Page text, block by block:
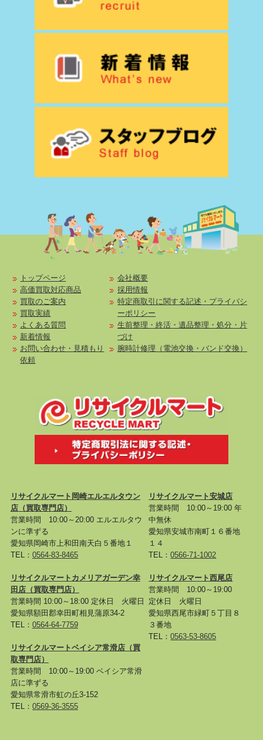
トップページ
高価買取対応商品
買取のご案内
買取実績
よくある質問
新着情報
お問い合わせ・見積もり
依頼
会社概要
採用情報
特定商取引に関する記述・プライバシ
ーポリシー
生前整理・終活・遺品整理・処分・片
づけ
腕時計修理（電池交換・バンド交換）
リサイクルマート岡崎エルエルタウン
店（買取専門店）
営業時間 10:00～20:00 エルエルタウ
ンに準ずる
愛知県岡崎市上和田南天白５番地１
TEL： 0564-83-8465
リサイクルマートカメリアガーデン幸
田店（買取専門店）
営業時間 10:00～18:00 定休日 火曜日
愛知県額田郡幸田町相見蒲原34-2
TEL： 0564-64-7759
リサイクルマートベイシア常滑店（買
取専門店）
営業時間 10:00～19:00 ベイシア常滑
店に準ずる
愛知県常滑市虹の丘3-152
TEL： 0569-36-3555
リサイクルマート安城店
営業時間 10:00～19:00 年
中無休
愛知県安城市南町１６番地
１４
TEL：0566-71-1002
リサイクルマート西尾店
営業時間 10:00～19:00
定休日 火曜日
愛知県西尾市緑町５丁目８
３番地
TEL：0563-53-8605